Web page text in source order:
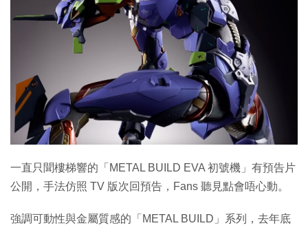
生成式AI與雲端應用
Enterprise Digital Transformation
一直只聞樓梯響的「METAL BUILD EVA 初號機」有預告片
公開，手法仿照 TV 版次回預告，Fans 聽見點會唔心動。
強調可動性與金屬質感的「METAL BUILD」系列，去年底